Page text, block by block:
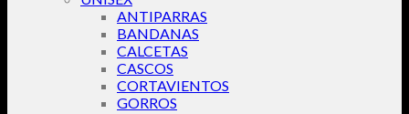
ANTIPARRAS
BANDANAS
CALCETAS
CASCOS
CORTAVIENTOS
GORROS